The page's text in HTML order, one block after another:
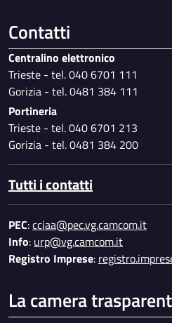
Contatti
Centralino elettronico
Trieste - tel. 040 6701 111
Gorizia - tel. 0481 384 111
Portineria
Trieste - tel. 040 6701 213
Gorizia - tel. 0481 384 200
Tutti i contatti
PEC:cciaa@pec.vg.camcom.it
Info: urp@vg.camcom.it
Registro Imprese:
La camera